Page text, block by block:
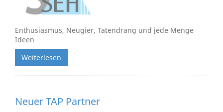
Enthusiasmus, Neugier, Tatendrang und jede Menge
Ideen
Weiterlesen
Neuer TAP Partner